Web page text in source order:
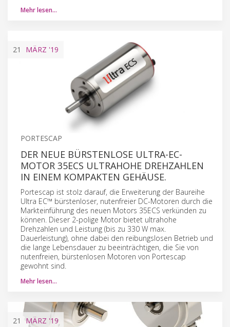
Mehr lesen…
21 MÄRZ '19
PORTESCAP
DER NEUE BÜRSTENLOSE ULTRA-EC-
MOTOR 35ECS ULTRAHOHE DREHZAHLEN
IN EINEM KOMPAKTEN GEHÄUSE.
Portescap ist stolz darauf, die Erweiterung der Baureihe
Ultra EC™ bürstenloser, nutenfreier DC-Motoren durch die
Markteinführung des neuen Motors 35ECS verkünden zu
können. Dieser 2-polige Motor bietet ultrahohe
Drehzahlen und Leistung (bis zu 330 W max.
Dauerleistung), ohne dabei den reibungslosen Betrieb und
die lange Lebensdauer zu beeinträchtigen, die Sie von
nutenfreien, bürstenlosen Motoren von Portescap
gewohnt sind.
Mehr lesen…
21 MÄRZ '19